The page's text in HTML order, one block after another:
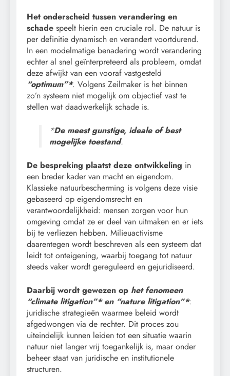
Het onderscheid tussen verandering en
schade speelt hierin een cruciale rol. De natuur is
per definitie dynamisch en verandert voortdurend.
In een modelmatige benadering wordt verandering
echter al snel geïnterpreteerd als probleem, omdat
deze afwijkt van een vooraf vastgesteld
“optimum”*. Volgens Zeilmaker is het binnen
zo’n systeem niet mogelijk om objectief vast te
stellen wat daadwerkelijk schade is.
*De meest gunstige, ideale of best
mogelijke toestand.
De bespreking plaatst deze ontwikkeling in
een breder kader van macht en eigendom.
Klassieke natuurbescherming is volgens deze visie
gebaseerd op eigendomsrecht en
verantwoordelijkheid: mensen zorgen voor hun
omgeving omdat ze er deel van uitmaken en er iets
bij te verliezen hebben. Milieuactivisme
daarentegen wordt beschreven als een systeem dat
leidt tot onteigening, waarbij toegang tot natuur
steeds vaker wordt gereguleerd en gejuridiseerd.
Daarbij wordt gewezen op het fenomeen
“climate litigation”* en “nature litigation”*:
juridische strategieën waarmee beleid wordt
afgedwongen via de rechter. Dit proces zou
uiteindelijk kunnen leiden tot een situatie waarin
natuur niet langer vrij toegankelijk is, maar onder
beheer staat van juridische en institutionele
structuren.